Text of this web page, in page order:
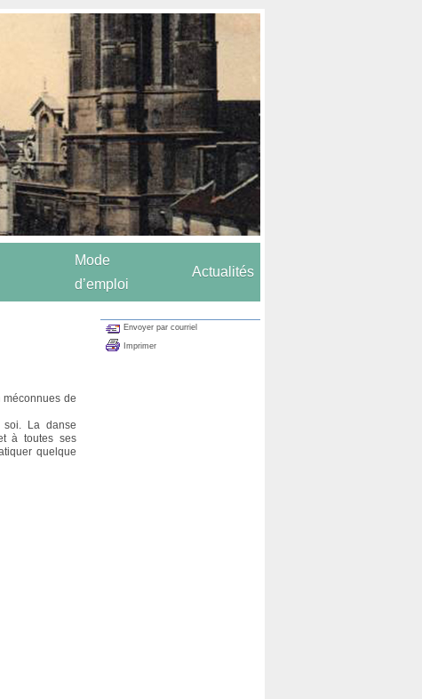
Mode
d’emploi
Actualités
méconnues de
soi. La danse
à toutes ses
quelque
Envoyer par courriel
Imprimer